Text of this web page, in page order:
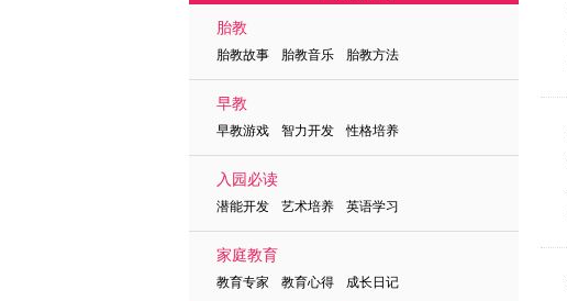
胎教
胎教故事 胎教音乐 胎教方法
早教
早教游戏 智力开发 性格培养
入园必读
潜能开发 艺术培养 英语学习
家庭教育
教育专家 教育心得 成长日记